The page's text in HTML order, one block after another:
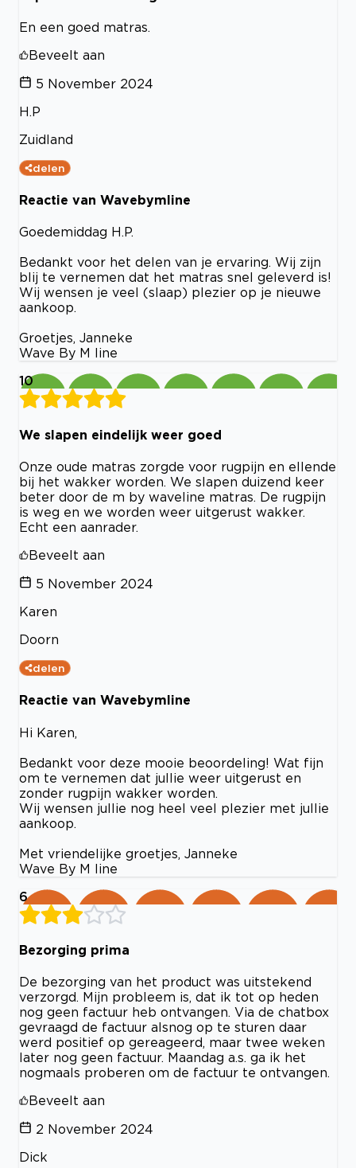
En een goed matras.
Beveelt aan
5 November 2024
H.P
Zuidland
delen
Reactie van Wavebymline
Goedemiddag H.P.
Bedankt voor het delen van je ervaring. Wij zijn
blij te vernemen dat het matras snel geleverd is!
Wij wensen je veel (slaap) plezier op je nieuwe
aankoop.
Groetjes, Janneke
Wave By M line
10
We slapen eindelijk weer goed
Onze oude matras zorgde voor rugpijn en ellende
bij het wakker worden. We slapen duizend keer
beter door de m by waveline matras. De rugpijn
is weg en we worden weer uitgerust wakker.
Echt een aanrader.
Beveelt aan
5 November 2024
Karen
Doorn
delen
Reactie van Wavebymline
Hi Karen,
Bedankt voor deze mooie beoordeling! Wat fijn
om te vernemen dat jullie weer uitgerust en
zonder rugpijn wakker worden.
Wij wensen jullie nog heel veel plezier met jullie
aankoop.
Met vriendelijke groetjes, Janneke
Wave By M line
6
Bezorging prima
De bezorging van het product was uitstekend
verzorgd. Mijn probleem is, dat ik tot op heden
nog geen factuur heb ontvangen. Via de chatbox
gevraagd de factuur alsnog op te sturen daar
werd positief op gereageerd, maar twee weken
later nog geen factuur. Maandag a.s. ga ik het
nogmaals proberen om de factuur te ontvangen.
Beveelt aan
2 November 2024
Dick